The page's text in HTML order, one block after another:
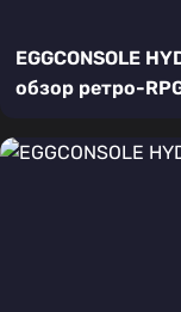
EGGCONSOLE
обзор ретро-